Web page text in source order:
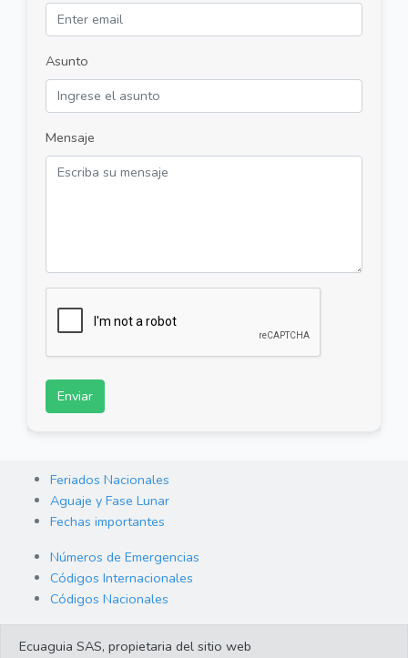
Asunto
Mensaje
Enviar
Feriados Nacionales
Aguaje y Fase Lunar
Fechas importantes
Números de Emergencias
Códigos Internacionales
Códigos Nacionales
Ecuaguia SAS, propietaria del sitio web